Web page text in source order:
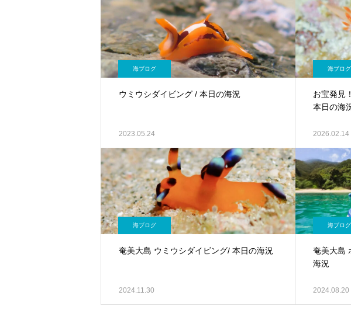
海ブログ
ウミウシダイビング / 本日の海況
2023.05.24
海ブログ
お宝発見
本日の海
2026.02.14
海ブログ
奄美大島 ウミウシダイビング/ 本日の海況
2024.11.30
海ブログ
奄美大島
海況
2024.08.20